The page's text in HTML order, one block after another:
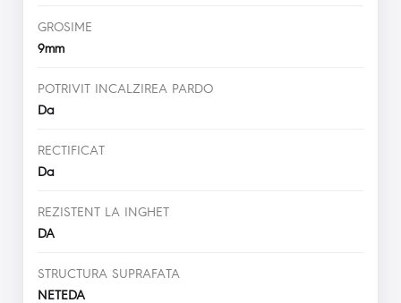
GROSIME
9mm
POTRIVIT INCALZIREA PARDO
Da
RECTIFICAT
Da
REZISTENT LA INGHET
DA
STRUCTURA SUPRAFATA
NETEDA